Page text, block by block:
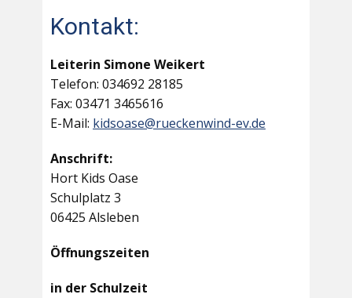
Kontakt:
Leiterin Simone Weikert
Telefon: 034692 28185
Fax: 03471 3465616
E-Mail: kidsoase@rueckenwind-ev.de
Anschrift:
Hort Kids Oase
Schulplatz 3
06425 Alsleben
Öffnungszeiten
in der Schulzeit